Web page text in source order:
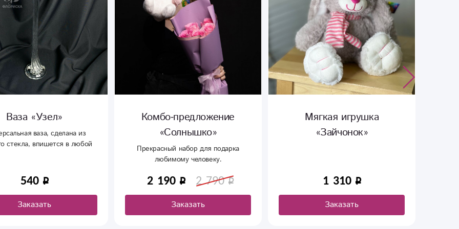
Комбо-предложение
«Солнышко»
Прекрасный набор для подарка
2 190
Заказать
Мягкая игрушка
«Зайчонок»
1 310
Заказать
Набор из 25 Шаров
«Влюблен»
влюбленных.
6 290
Заказать